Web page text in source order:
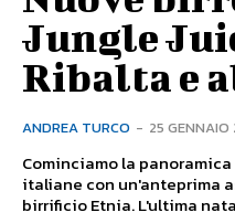
Jungle
Ribalta e
ANDREA TURCO - 25 GENNAIO
Cominciamo la
italiane con un'anteprima
birrificio Etnia. L'ultima